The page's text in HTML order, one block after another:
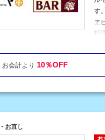
す。
ヱ
料
感
お会計より 10％OFF
お直し